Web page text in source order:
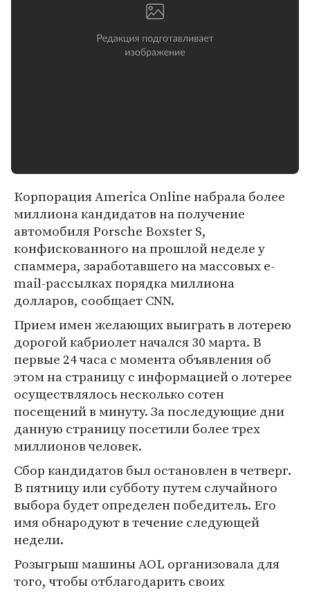
Корпорация America Online набрала более
миллиона кандидатов на получение
автомобиля Porsche Boxster S,
конфискованного на прошлой неделе у
спаммера, заработавшего на массовых e-
mail-рассылках порядка миллиона
долларов, сообщает CNN.
Прием имен желающих выиграть в лотерею
дорогой кабриолет начался 30 марта. В
первые 24 часа с момента объявления об
этом на страницу с информацией о лотерее
осуществлялось несколько сотен
посещений в минуту. За последующие дни
данную страницу посетили более трех
миллионов человек.
Сбор кандидатов был остановлен в четверг.
В пятницу или субботу путем случайного
выбора будет определен победитель. Его
имя обнародуют в течение следующей
недели.
Розыгрыш машины AOL организовала для
того, чтобы отблагодарить своих